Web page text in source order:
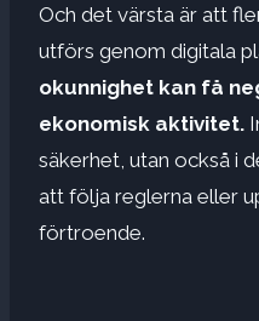
Och det värsta är att
utförs genom digitala
okunnighet kan få
ekonomisk aktivitet.
säkerhet, utan också i
att följa reglerna eller
förtroende.